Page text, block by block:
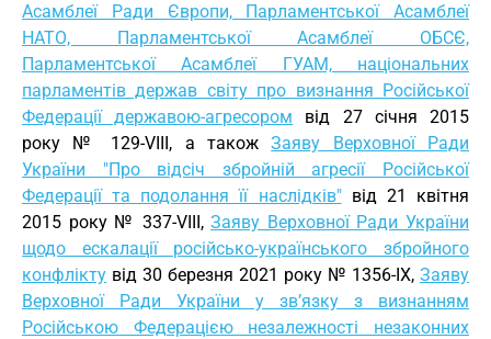
Асамблеї Ради Європи, Парламентської Асамблеї
НАТО, Парламентської Асамблеї ОБСЄ,
Парламентської Асамблеї ГУАМ, національних
парламентів держав світу про визнання Російської
Федерації державою-агресором від 27 січня 2015
року № 129-VIII, а такожЗаяву Верховної Ради
України "Про відсіч збройній агресії Російської
Федерації та подолання її наслідків"від 21 квітня
2015 року № 337-VIII,Заяву Верховної Ради України
щодо ескалації російсько-українського збройного
конфлікту від 30 березня 2021 року № 1356-IX, Заяву
Верховної Ради України у зв’язку з визнанням
Російською Федерацією незалежності незаконних